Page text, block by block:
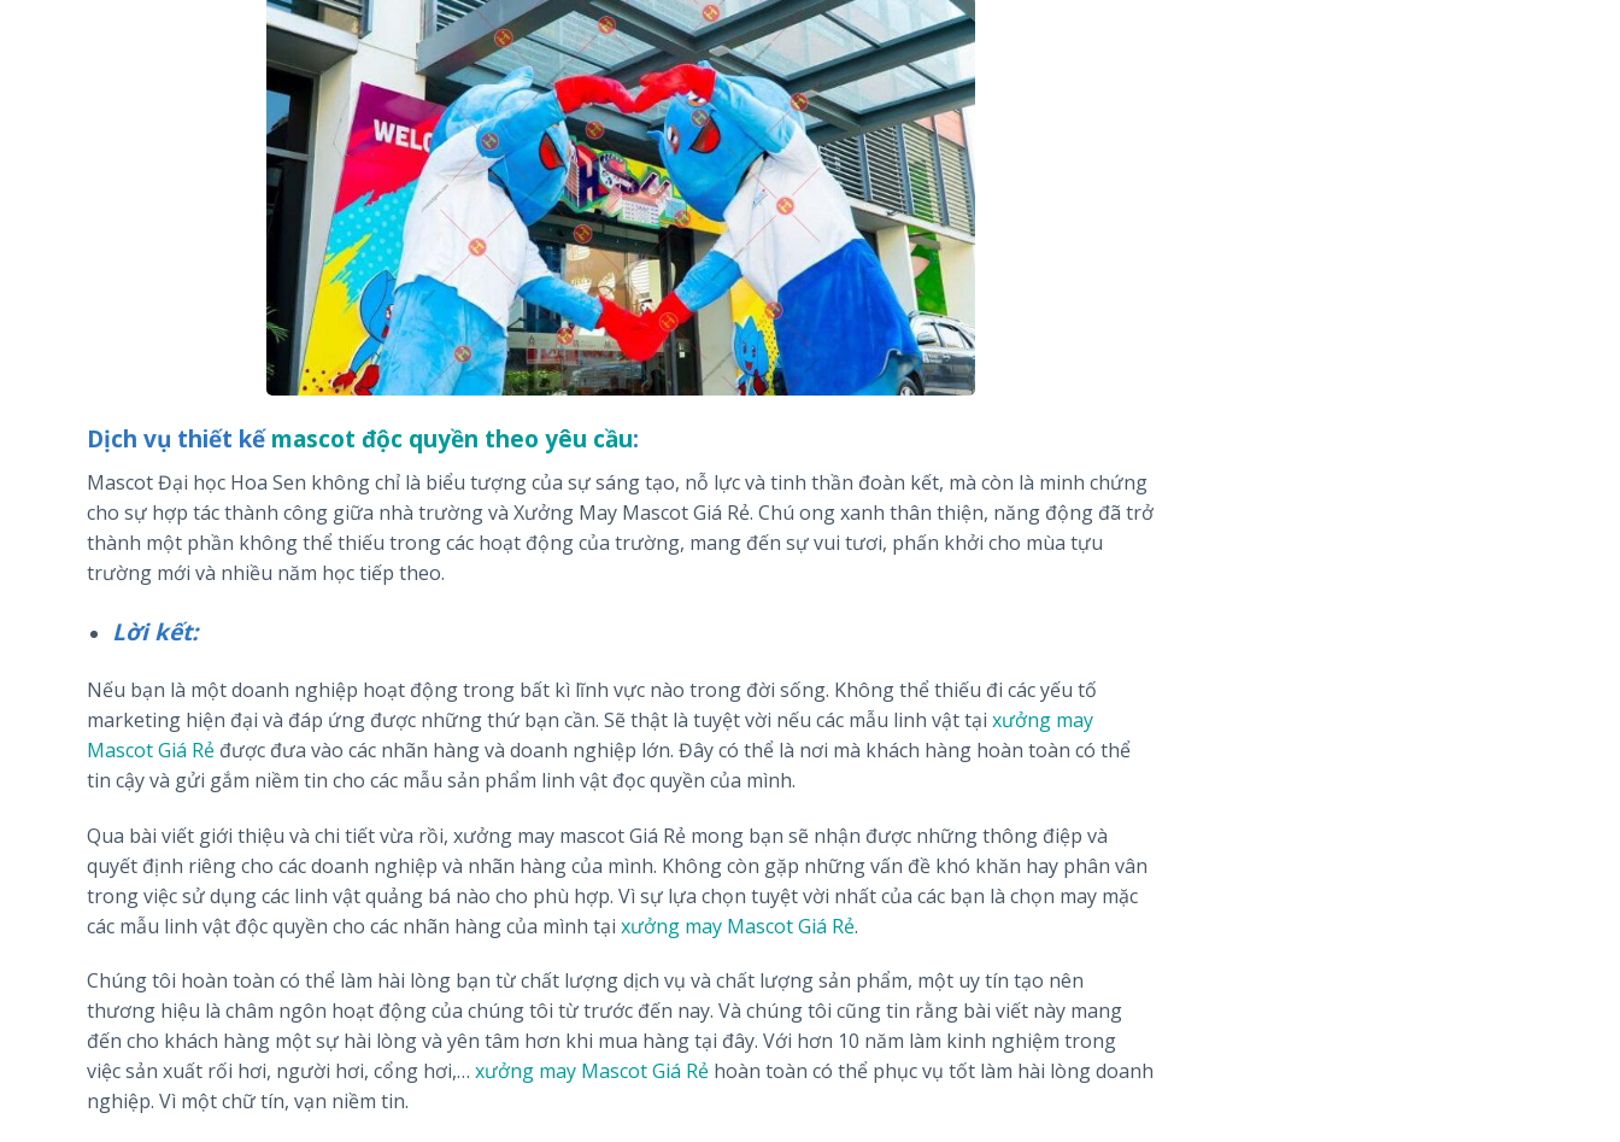
Dịch vụ thiết kếmascot độc quyền theo yêu cầu:
Mascot Đại học Hoa Sen không chỉ là biểu tượng của sự sáng tạo, nỗ lực và tinh thần đoàn kết, mà còn là minh chứng
cho sự hợp tác thành công giữa nhà trường và Xưởng May Mascot Giá Rẻ. Chú ong xanh thân thiện, năng động đã trở
thành một phần không thể thiếu trong các hoạt động của trường, mang đến sự vui tươi, phấn khởi cho mùa tựu
trường mới và nhiều năm học tiếp theo.
Lời kết:
Nếu bạn là một doanh nghiệp hoạt động trong bất kì lĩnh vực nào trong đời sống. Không thể thiếu đi các yếu tố
marketing hiện đại và đáp ứng được những thứ bạn cần. Sẽ thật là tuyệt vời nếu các mẫu linh vật tại xưởng may
Mascot Giá Rẻ được đưa vào các nhãn hàng và doanh nghiệp lớn. Đây có thể là nơi mà khách hàng hoàn toàn có thể
tin cậy và gửi gắm niềm tin cho các mẫu sản phẩm linh vật đọc quyền của mình.
Qua bài viết giới thiệu và chi tiết vừa rồi, xưởng may mascot Giá Rẻ mong bạn sẽ nhận được những thông điệp và
quyết định riêng cho các doanh nghiệp và nhãn hàng của mình. Không còn gặp những vấn đề khó khăn hay phân vân
trong việc sử dụng các linh vật quảng bá nào cho phù hợp. Vì sự lựa chọn tuyệt vời nhất của các bạn là chọn may mặc
các mẫu linh vật độc quyền cho các nhãn hàng của mình tại xưởng may Mascot Giá Rẻ.
Chúng tôi hoàn toàn có thể làm hài lòng bạn từ chất lượng dịch vụ và chất lượng sản phẩm, một uy tín tạo nên
thương hiệu là châm ngôn hoạt động của chúng tôi từ trước đến nay. Và chúng tôi cũng tin rằng bài viết này mang
đến cho khách hàng một sự hài lòng và yên tâm hơn khi mua hàng tại đây. Với hơn 10 năm làm kinh nghiệm trong
việc sản xuất rối hơi, người hơi, cổng hơi,… xưởng may Mascot Giá Rẻ hoàn toàn có thể phục vụ tốt làm hài lòng doanh
nghiệp. Vì một chữ tín, vạn niềm tin.